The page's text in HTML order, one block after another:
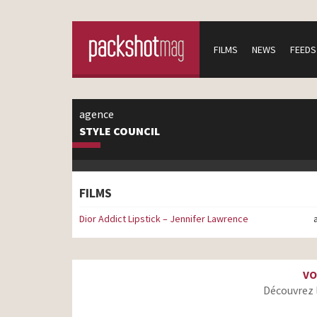
FILMS NEWS FEEDS
agence
STYLE COUNCIL
FILMS
Dior Addict Lipstick – Jennifer Lawrence
Découvrez